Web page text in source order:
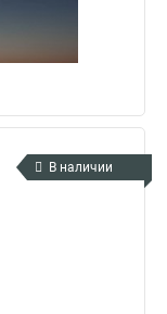
В наличии